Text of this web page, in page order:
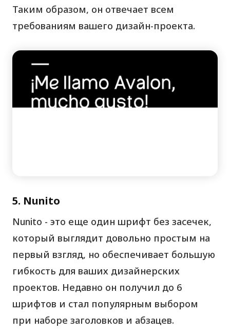
Таким образом, он отвечает всем
требованиям вашего дизайн-проекта.
5. Nunito
Nunito - это еще один шрифт без засечек,
который выглядит довольно простым на
первый взгляд, но обеспечивает большую
гибкость для ваших дизайнерских
проектов. Недавно он получил до 6
шрифтов и стал популярным выбором
при наборе заголовков и абзацев.